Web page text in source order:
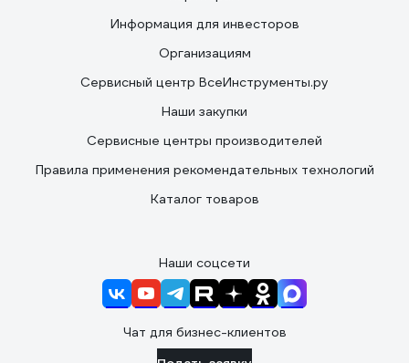
Информация для инвесторов
Организациям
Сервисный центр ВсеИнструменты.ру
Наши закупки
Сервисные центры производителей
Правила применения рекомендательных технологий
Каталог товаров
Наши соцсети
Чат для бизнес-клиентов